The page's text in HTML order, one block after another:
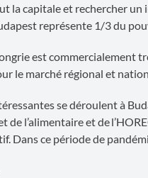
la capitale et rechercher
représente 1/3 du
est commercialement
le marché régional et
se déroulent à
de l’alimentaire et de
Dans ce période de